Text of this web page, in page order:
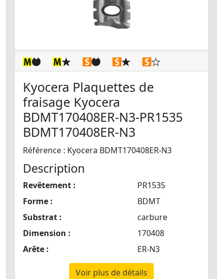
Kyocera Plaquettes de
fraisage Kyocera
BDMT170408ER-N3-PR1535
BDMT170408ER-N3
Référence : Kyocera BDMT170408ER-N3
Description
Revêtement :
PR1535
Forme :
BDMT
Substrat :
carbure
Dimension :
170408
Arête :
ER-N3
Voir plus de détails